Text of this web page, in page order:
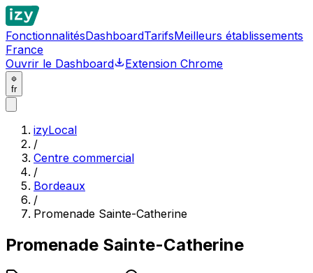
FonctionnalitésDashboardTarifsMeilleurs établissements
France
Ouvrir le Dashboard
Extension Chrome
fr
izyLocal
/
Centre commercial
/
Bordeaux
/
Promenade Sainte-Catherine
Promenade Sainte-Catherine